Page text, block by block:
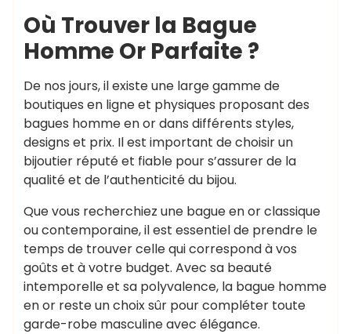
Où Trouver la Bague
Homme Or Parfaite ?
De nos jours, il existe une large gamme de
boutiques en ligne et physiques proposant des
bagues homme en or dans différents styles,
designs et prix. Il est important de choisir un
bijoutier réputé et fiable pour s’assurer de la
qualité et de l’authenticité du bijou.
Que vous recherchiez une bague en or classique
ou contemporaine, il est essentiel de prendre le
temps de trouver celle qui correspond à vos
goûts et à votre budget. Avec sa beauté
intemporelle et sa polyvalence, la bague homme
en or reste un choix sûr pour compléter toute
garde-robe masculine avec élégance.